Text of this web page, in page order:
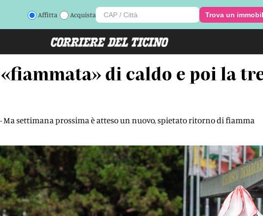
Affitta Acquista Trova un
di caldo e poi la
Ma settimana prossima è atteso un nuovo, spietato ritorno di fiamma